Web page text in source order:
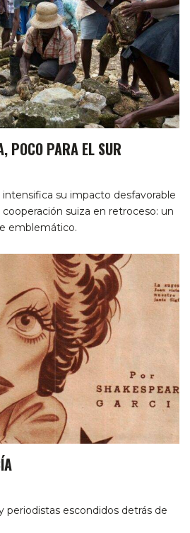
POCO PARA EL SUR
intensifica su impacto desfavorable
cooperación suiza en retroceso: un
emblemático.
periodistas escondidos detrás de